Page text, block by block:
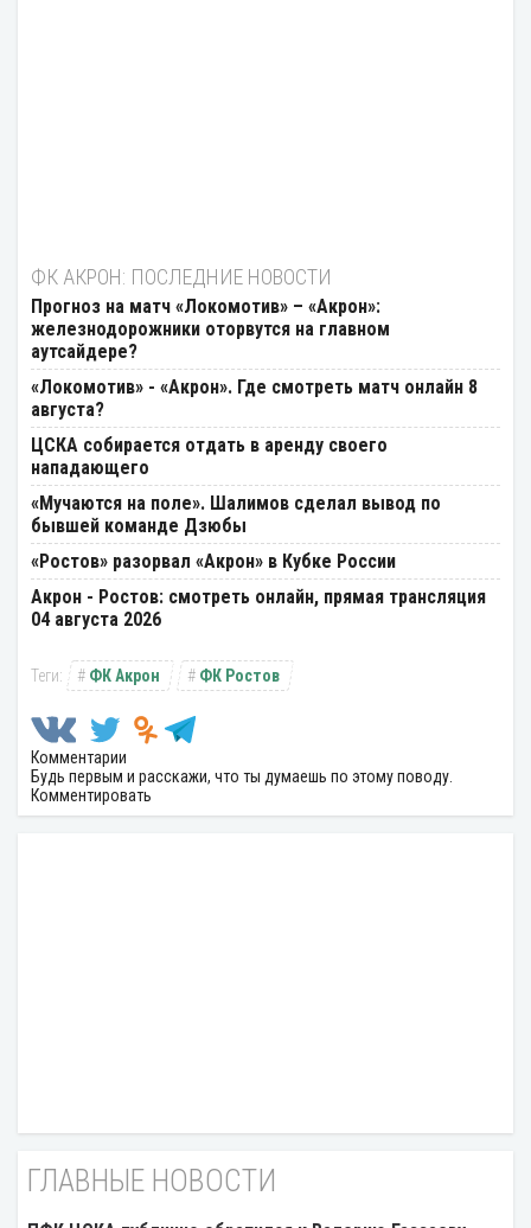
ФК АКРОН: ПОСЛЕДНИЕ НОВОСТИ
Прогноз на матч «Локомотив» – «Акрон»:
железнодорожники оторвутся на главном
аутсайдере?
«Локомотив» - «Акрон». Где смотреть матч онлайн 8
августа?
ЦСКА собирается отдать в аренду своего
нападающего
«Мучаются на поле». Шалимов сделал вывод по
бывшей команде Дзюбы
«Ростов» разорвал «Акрон» в Кубке России
Акрон - Ростов: смотреть онлайн, прямая трансляция
04 августа 2026
ФК Акрон ФК Ростов
Комментарии
Будь первым и расскажи, что ты думаешь по этому поводу.
Комментировать
ГЛАВНЫЕ НОВОСТИ